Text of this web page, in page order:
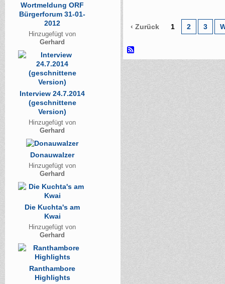
Wortmeldung ORF
Bürgerforum 31-01-
2012
Hinzugefügt von
Gerhard
Interview 24.7.2014
(geschnittene
Version)
Hinzugefügt von
Gerhard
Donauwalzer
Hinzugefügt von
Gerhard
Die Kuchta's am
Kwai
Hinzugefügt von
Gerhard
Ranthambore
Highlights
‹ Zurück 1 2 3